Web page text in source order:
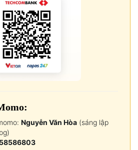
Nguyễn Văn Hòa (sáng lập